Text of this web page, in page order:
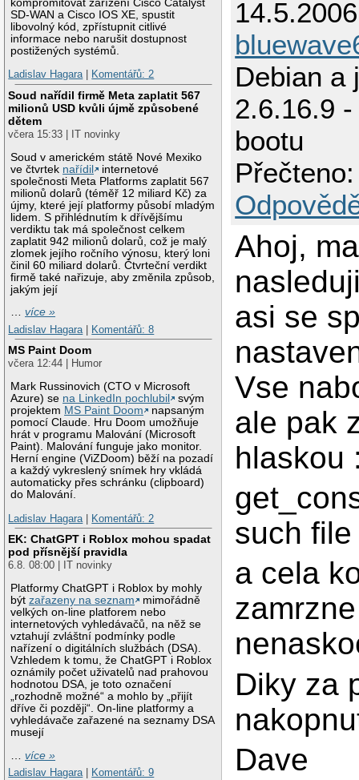
kompromitovat zařízení Cisco Catalyst
SD-WAN a Cisco IOS XE, spustit
libovolný kód, zpřístupnit citlivé
informace nebo narušit dostupnost
postižených systémů.
Ladislav Hagara| Komentářů: 2
Soud nařídil firmě Meta zaplatit 567
milionů USD kvůli újmě způsobené
dětem
včera 15:33 | IT novinky
Soud v americkém státě Nové Mexiko
ve čtvrtek nařídil
internetové
společnosti Meta Platforms zaplatit 567
milionů dolarů (téměř 12 miliard Kč) za
újmy, které její platformy působí mladým
lidem. S přihlédnutím k dřívějšímu
verdiktu tak má společnost celkem
zaplatit 942 milionů dolarů, což je malý
zlomek jejího ročního výnosu, který loni
činil 60 miliard dolarů. Čtvrteční verdikt
firmě také nařizuje, aby změnila způsob,
jakým její
…více »
Ladislav Hagara
Komentářů: 8
MS Paint Doom
včera 12:44 | Humor
Mark Russinovich (CTO v Microsoft
Azure) se na LinkedIn pochlubil
svým
projektem MS Paint Doom
napsaným
pomocí Claude. Hru Doom umožňuje
hrát v programu Malování (Microsoft
Paint). Malování funguje jako monitor.
Herní engine (ViZDoom) běží na pozadí
a každý vykreslený snímek hry vkládá
automaticky přes schránku (clipboard)
do Malování.
Ladislav Hagara
Komentářů: 2
EK: ChatGPT i Roblox mohou spadat
pod přísnější pravidla
6.8. 08:00 | IT novinky
Platformy ChatGPT i Roblox by mohly
býtzařazeny na seznam
mimořádně
velkých on-line platforem nebo
internetových vyhledávačů, na něž se
vztahují zvláštní podmínky podle
nařízení o digitálních službách (DSA).
Vzhledem k tomu, že ChatGPT i Roblox
oznámily počet uživatelů nad prahovou
hodnotou DSA, je toto označení
„rozhodně možné“ a mohlo by „přijít
dříve či později“. On-line platformy a
vyhledávače zařazené na seznamy DSA
musejí
…více »
Ladislav Hagara| Komentářů: 9
Debian a
2.6.16.9
bootu
Ahoj,
asi se
Vse
ale pak
hlaskou
such
a cela
Diky za
Dave